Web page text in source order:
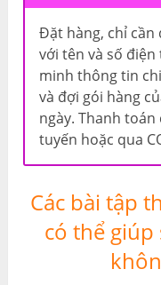
Đặt hàng, chỉ cần
với tên và số điện
minh thông tin
và đợi gói hàng
ngày. Thanh
tuyến hoặc qua
Các bài tập
có thể